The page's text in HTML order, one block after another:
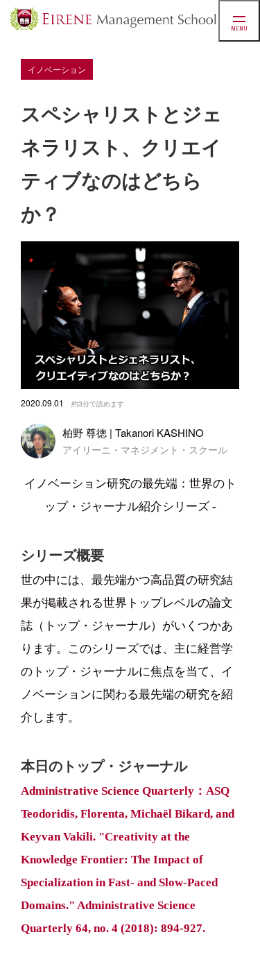
MENU
イノベーション
スペシャリストとジェ
ネラリスト、クリエイ
ティブなのはどちら
か？
2020.09.01 約3分で読めます
柏野 尊徳 | Takanori KASHINO
アイリーニ・マネジメント・スクール
イノベーション研究の最先端：世界のト
ップ・ジャーナル紹介シリーズ -
シリーズ概要
世の中には、最先端かつ高品質の研究結
果が掲載される世界トップレベルの論文
誌（トップ・ジャーナル）がいくつかあ
ります。このシリーズでは、主に経営学
のトップ・ジャーナルに焦点を当て、イ
ノベーションに関わる最先端の研究を紹
介します。
本日のトップ・ジャーナル
Administrative Science Quarterly：ASQ
Teodoridis, Florenta, Michaël Bikard, and
Keyvan Vakili. "Creativity at the
Knowledge Frontier: The Impact of
Specialization in Fast- and Slow-Paced
Domains." Administrative Science
Quarterly 64, no. 4 (2018): 894-927.